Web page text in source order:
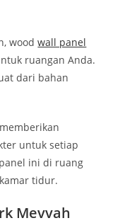
woodwall panel
ruangan Anda.
dari bahan
untuk setiap
ini di ruang
tidur.
Mevvah